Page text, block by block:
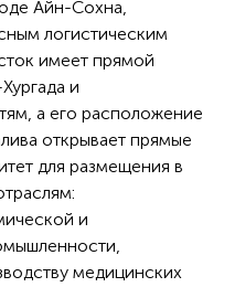
Айн-Сохна,
логистическим
имеет прямой
и
а его расположение
открывает прямые
для размещения в
и
медицинских